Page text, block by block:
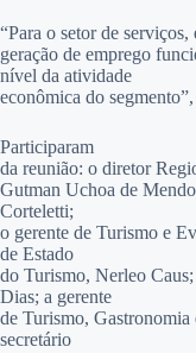
“Para o setor de
geração de emprego
nível da atividade
econômica do
Participaram
da reunião: o diretor
Gutman Uchoa de
Corteletti;
o gerente de Turismo e
de Estado
do Turismo, Nerleo
Dias; a gerente
de Turismo, Gastronomia
secretário